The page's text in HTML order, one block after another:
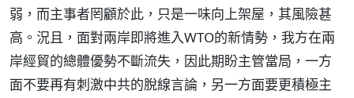
弱，而主事者罔顧於此，只是一味向上架屋，其風險甚
高。況且，面對兩岸即將進入WTO的新情勢，我方在兩
岸經貿的總體優勢不斷流失，因此期盼主管當局，一方
面不要再有刺激中共的脫線言論，另一方面要更積極主